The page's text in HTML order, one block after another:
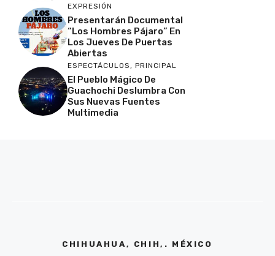
EXPRESIÓN
Presentarán Documental
“Los Hombres Pájaro” En
Los Jueves De Puertas
Abiertas
ESPECTÁCULOS , PRINCIPAL
El Pueblo Mágico De
Guachochi Deslumbra Con
Sus Nuevas Fuentes
Multimedia
CHIHUAHUA, CHIH,. MÉXICO